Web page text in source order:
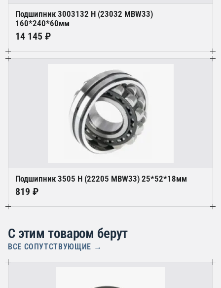
Подшипник 3003132 Н (23032 MBW33)
160*240*60мм
14 145 ₽
Подшипник 3505 Н (22205 MBW33) 25*52*18мм
819 ₽
С этим товаром берут
ВСЕ СОПУТСТВУЮЩИЕ →